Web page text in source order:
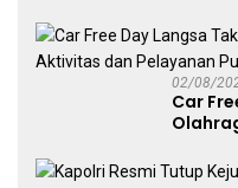
02/08/
Car